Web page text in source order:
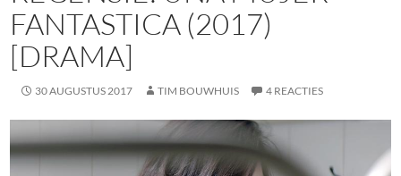
FANTASTICA (2017)
[DRAMA]
30 AUGUSTUS 2017 TIM BOUWHUIS 4 REACTIES